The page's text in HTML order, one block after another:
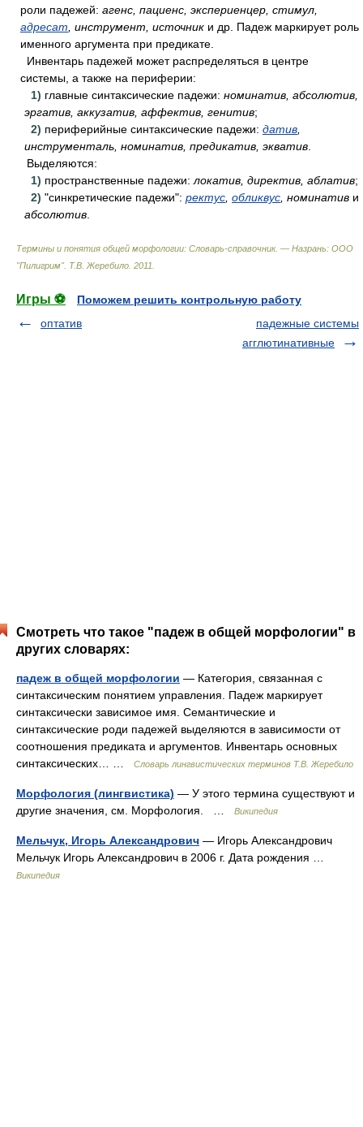
роли падежей: агенс, пациенс, экспериенцер, стимул,
адресат , инструмент, источник и др. Падеж маркирует роль
именного аргумента при предикате.
Инвентарь падежей может распределяться в центре
системы, а также на периферии:
1) главные синтаксические падежи: номинатив, абсолютив,
эргатив, аккузатив, аффектив, генитив;
2) периферийные синтаксические падежи: датив
инструменталь, номинатив, предикатив, экватив
Выделяются:
1) пространственные падежи: локатив, директив, аблатив;
2) "синкретические падежи": ректус обликвус , номинатив и
абсолютив
Термины и понятия общей морфологии: Словарь-справочник. — Назрань: ООО
"Пилигрим". Т.В. Жеребило 2011
Игры ⚽
Поможем решить контрольную работу
оптатив
падежные системы
агглютинативные
Смотреть что такое "падеж в общей морфологии" в
других словарях:
падеж в общей морфологии — Категория, связанная с
синтаксическим понятием управления. Падеж маркирует
синтаксически зависимое имя. Семантические и
синтаксические роди падежей выделяются в зависимости от
соотношения предиката и аргументов. Инвентарь основных
синтаксических… …
Словарь лингвистических терминов Т.В. Жеребило
Морфология (лингвистика) — У этого термина существуют и
другие значения, см. Морфология. …
Википедия
Мельчук, Игорь Александрович — Игорь Александрович
Мельчук Игорь Александрович в 2006 г. Дата рождения …
Википедия